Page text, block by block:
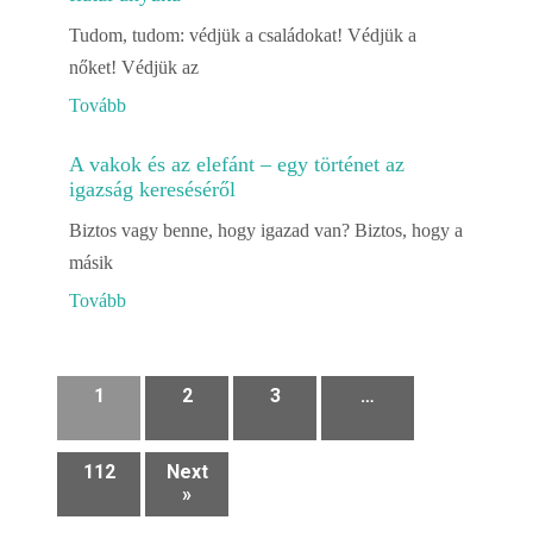
Tudom, tudom: védjük a családokat! Védjük a
nőket! Védjük az
Tovább
A vakok és az elefánt – egy történet az
igazság kereséséről
Biztos vagy benne, hogy igazad van? Biztos, hogy a
másik
Tovább
1 2 3 …
112
Next
»